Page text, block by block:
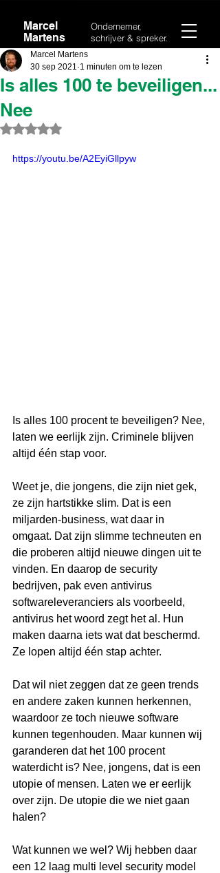
Marcel
Martens
Ondernemer,
schrijver & spreker.
Is alles 100 te beveiligen...
Nee
Marcel Martens
30 sep 2021 1 minuten om te lezen
Beoordeeld met NaN uit 5 sterren.
https://youtu.be/A2EyiGllpyw
Is alles 100 procent te beveiligen? Nee,
laten we eerlijk zijn. Criminele blijven
altijd één stap voor.
Weet je, die jongens, die zijn niet gek,
ze zijn hartstikke slim. Dat is een
miljarden-business, wat daar in
omgaat. Dat zijn slimme techneuten en
die proberen altijd nieuwe dingen uit te
vinden. En daarop de security
bedrijven, pak even antivirus
softwareleveranciers als voorbeeld,
antivirus het woord zegt het al. Hun
maken daarna iets wat dat beschermd.
Ze lopen altijd één stap achter.
Dat wil niet zeggen dat ze geen trends
en andere zaken kunnen herkennen,
waardoor ze toch nieuwe software
kunnen tegenhouden. Maar kunnen wij
garanderen dat het 100 procent
waterdicht is? Nee, jongens, dat is een
utopie of mensen. Laten we er eerlijk
over zijn. De utopie die we niet gaan
halen?
Wat kunnen we wel? Wij hebben daar
een 12 laag multi level security model